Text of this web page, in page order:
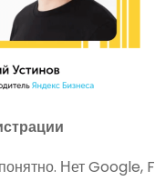
Нет